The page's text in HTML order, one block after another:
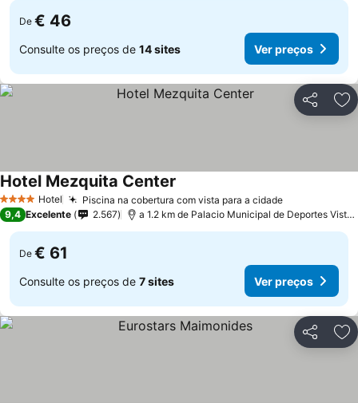
De € 46
Consulte os preços de 14 sites Ver preços
Partilhar
4 EstrelasHotel Piscina na cobertura com vista para a cidade
Hotel Mezquita Center
9,4 Excelente 2.567 a 1.2 km de Palacio Municipal de Deportes Vista Alegre
De € 61
Consulte os preços de 7 sites Ver preços
Partilhar